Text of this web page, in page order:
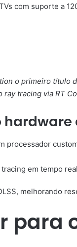
com suporte a
o primeiro título
ray tracing via RT
processador
em tempo
melhorando
para